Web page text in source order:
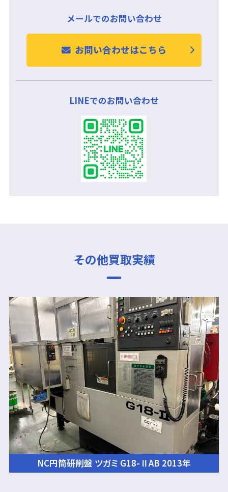
メールでのお問い合わせ
お問い合わせはこちら
LINEでのお問い合わせ
その他買取実績
NC円筒研削盤 ツガミ G18-ⅡAB 2013年